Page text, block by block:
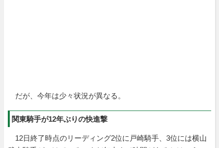
だが、今年は少々状況が異なる。
関東騎手が12年ぶりの快進撃
12日終了時点のリーディング2位に戸崎騎手、3位には横山